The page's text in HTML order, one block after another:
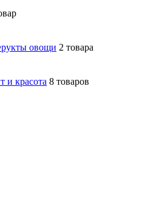
овощи 2 товара
и красота 8 товаров